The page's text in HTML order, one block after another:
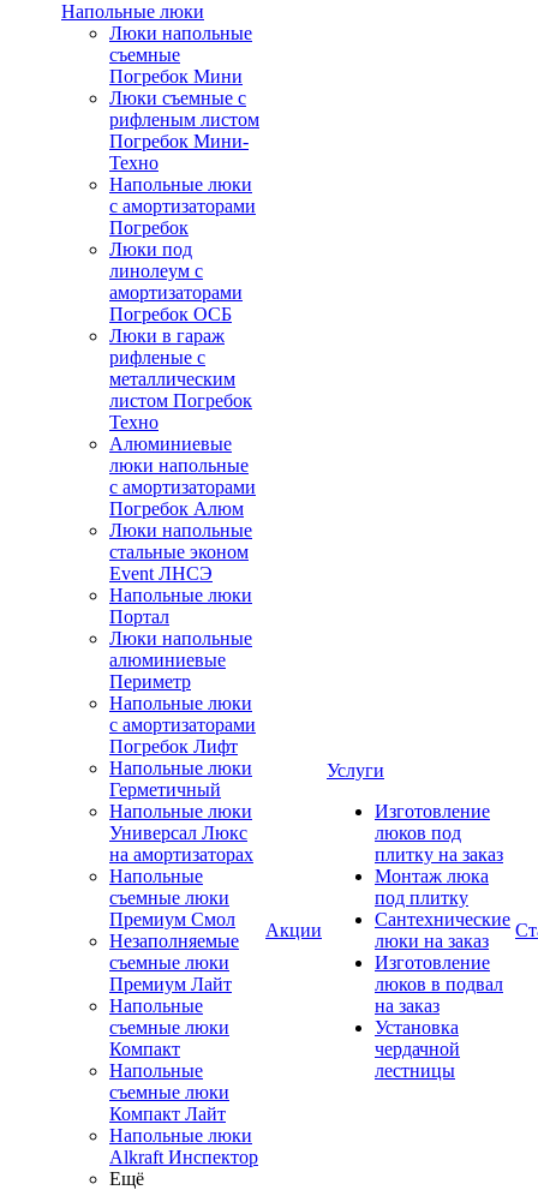
Напольные люки
Люки напольные
съемные
Погребок Мини
Люки съемные с
рифленым листом
Погребок Мини-
Техно
Напольные люки
с амортизаторами
Погребок
Люки под
линолеум с
амортизаторами
Погребок ОСБ
Люки в гараж
рифленые с
металлическим
листом Погребок
Техно
Алюминиевые
люки напольные
с амортизаторами
Погребок Алюм
Люки напольные
стальные эконом
Event ЛНСЭ
Напольные люки
Портал
Люки напольные
алюминиевые
Периметр
Напольные люки
с амортизаторами
Погребок Лифт
Напольные люки
Герметичный
Напольные люки
Универсал Люкс
на амортизаторах
Напольные
съемные люки
Премиум Смол
Незаполняемые
съемные люки
Премиум Лайт
Напольные
съемные люки
Компакт
Напольные
съемные люки
Компакт Лайт
Напольные люки
Alkraft Инспектор
Ещё
Акции
Услуги
Изготовление
люков под
плитку на заказ
Монтаж люка
под плитку
Сантехнические
люки на заказ
Изготовление
люков в подвал
на заказ
Установка
чердачной
лестницы